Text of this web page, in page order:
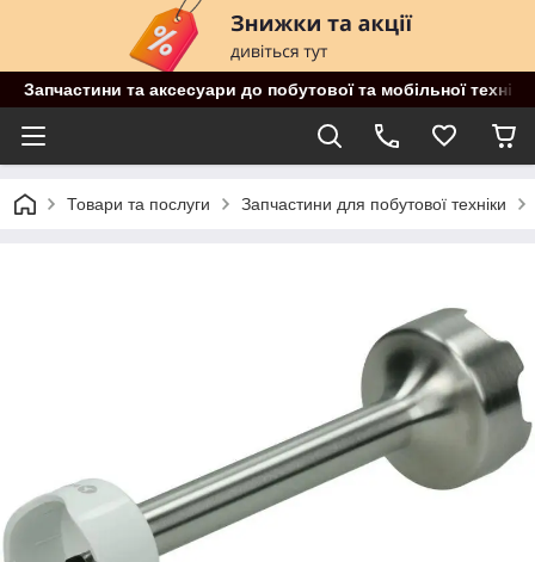
Запчастини та аксесуари до побутової та мобільної
Товари та послуги Запчастини для побутової техніки